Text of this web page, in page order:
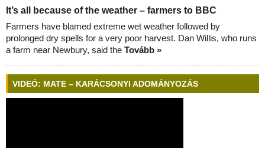
It’s all because of the weather – farmers to BBC
Farmers have blamed extreme wet weather followed by
prolonged dry spells for a very poor harvest. Dan Willis, who runs
a farm near Newbury, said the Tovább »
VIDEÓ: MATE – KARÁCSONYI ADOMÁNYOZÁS